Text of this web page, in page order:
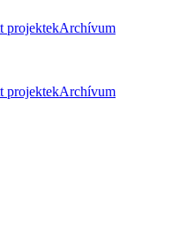
projektekArchívum
projektekArchívum